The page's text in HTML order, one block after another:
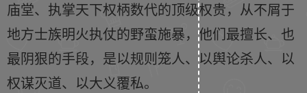
庙堂、执掌天下权柄数代的顶级权贵，从不屑于
地方士族明火执仗的野蛮施暴，他们最擅长、也
最阴狠的手段，是以规则笼人、以舆论杀人、以
权谋灭道、以大义覆私。